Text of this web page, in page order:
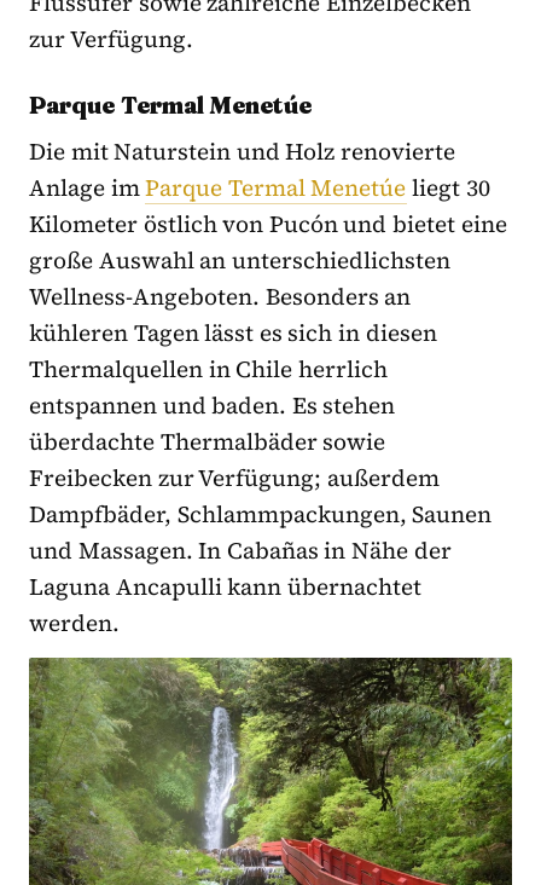
zur Verfügung.
Parque Termal Menetúe
Die mit Naturstein und Holz renovierte
Anlage imParque Termal Menetúeliegt 30
Kilometer östlich von Pucón und bietet eine
große Auswahl an unterschiedlichsten
Wellness-Angeboten. Besonders an
kühleren Tagen lässt es sich in diesen
Thermalquellen in Chile herrlich
entspannen und baden. Es stehen
überdachte Thermalbäder sowie
Freibecken zur Verfügung; außerdem
Dampfbäder, Schlammpackungen, Saunen
und Massagen. In Cabañas in Nähe der
Laguna Ancapulli kann übernachtet
werden.